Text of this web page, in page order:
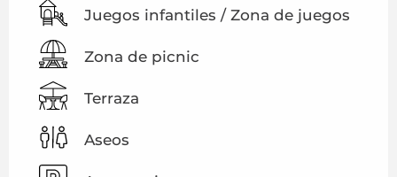
Juegos infantiles / Zona de juegos
Zona de picnic
Terraza
Aseos